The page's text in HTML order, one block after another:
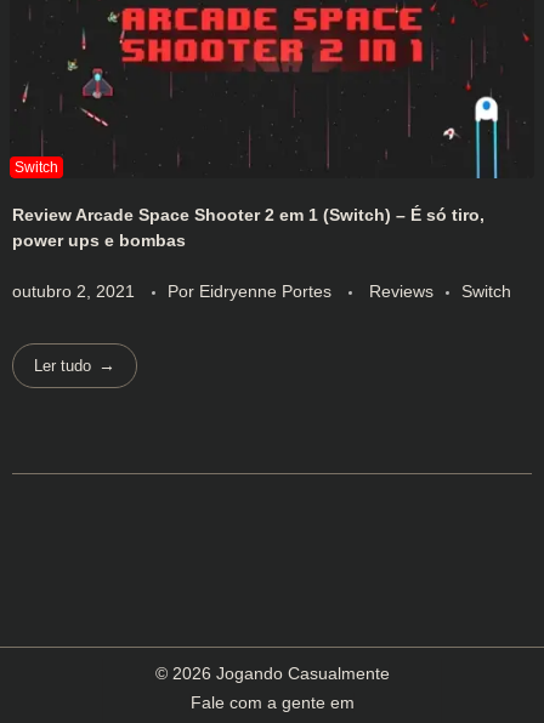
Review Arcade Space Shooter 2 em 1 (Switch) – É só tiro,
power ups e bombas
outubro 2, 2021 Por Eidryenne Portes Reviews Switch
Ler tudo
© 2026 Jogando Casualmente
Fale com a gente em